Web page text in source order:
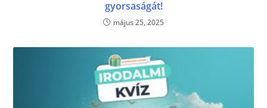
gyorsaságát!
május 25, 2025